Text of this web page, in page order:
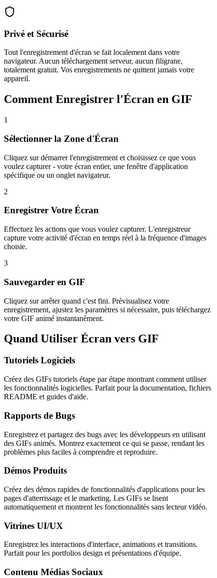
Privé et Sécurisé
Tout l'enregistrement d'écran se fait localement dans votre
navigateur. Aucun téléchargement serveur, aucun filigrane,
totalement gratuit. Vos enregistrements ne quittent jamais votre
appareil.
Comment Enregistrer l'Écran en GIF
1
Sélectionner la Zone d'Écran
Cliquez sur démarrer l'enregistrement et choisissez ce que vous
voulez capturer - votre écran entier, une fenêtre d'application
spécifique ou un onglet navigateur.
2
Enregistrer Votre Écran
Effectuez les actions que vous voulez capturer. L'enregistreur
capture votre activité d'écran en temps réel à la fréquence d'images
choisie.
3
Sauvegarder en GIF
Cliquez sur arrêter quand c'est fini. Prévisualisez votre
enregistrement, ajustez les paramètres si nécessaire, puis téléchargez
votre GIF animé instantanément.
Quand Utiliser Écran vers GIF
Tutoriels Logiciels
Créez des GIFs tutoriels étape par étape montrant comment utiliser
les fonctionnalités logicielles. Parfait pour la documentation, fichiers
README et guides d'aide.
Rapports de Bugs
Enregistrez et partagez des bugs avec les développeurs en utilisant
des GIFs animés. Montrez exactement ce qui se passe, rendant les
problèmes plus faciles à comprendre et reproduire.
Démos Produits
Créez des démos rapides de fonctionnalités d'applications pour les
pages d'atterrissage et le marketing. Les GIFs se lisent
automatiquement et montrent les fonctionnalités sans lecteur vidéo.
Vitrines UI/UX
Enregistrez les interactions d'interface, animations et transitions.
Parfait pour les portfolios design et présentations d'équipe.
Contenu Médias Sociaux